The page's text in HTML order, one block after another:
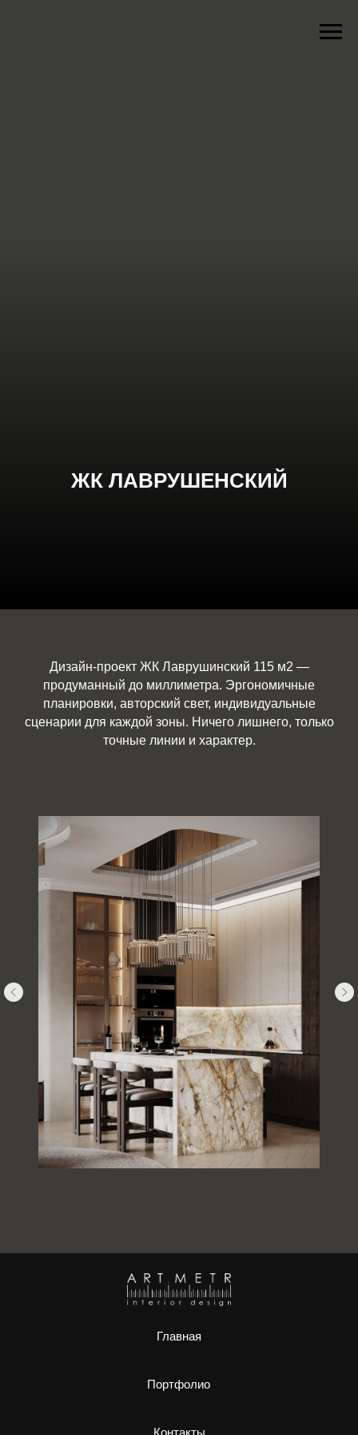
ЖК ЛАВРУШЕНСКИЙ
Дизайн-проект ЖК Лаврушинский 115 м2 —
продуманный до миллиметра. Эргономичные
планировки, авторский свет, индивидуальные
сценарии для каждой зоны. Ничего лишнего, только
точные линии и характер.
Главная
Портфолио
Контакты